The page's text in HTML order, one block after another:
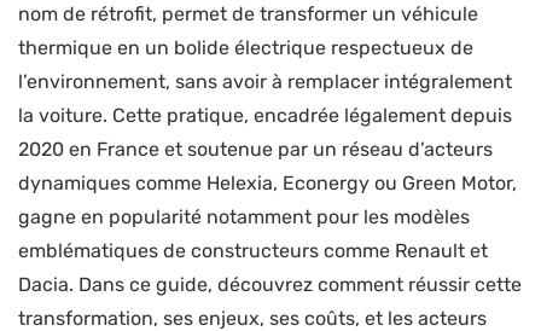
nom de rétrofit, permet de transformer un véhicule
thermique en un bolide électrique respectueux de
l’environnement, sans avoir à remplacer intégralement
la voiture. Cette pratique, encadrée légalement depuis
2020 en France et soutenue par un réseau d’acteurs
dynamiques comme Helexia, Econergy ou Green Motor,
gagne en popularité notamment pour les modèles
emblématiques de constructeurs comme Renault et
Dacia. Dans ce guide, découvrez comment réussir cette
transformation, ses enjeux, ses coûts, et les acteurs